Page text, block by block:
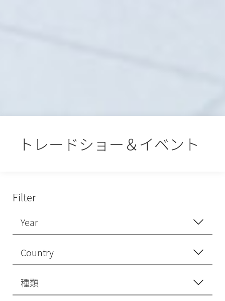
トレードショー＆イベント
Filter